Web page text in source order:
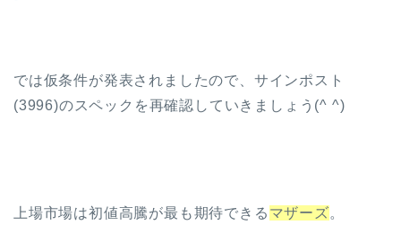
では仮条件が発表されましたので、サインポスト
(3996)のスペックを再確認していきましょう(^ ^)
上場市場は初値高騰が最も期待できる マザーズ。